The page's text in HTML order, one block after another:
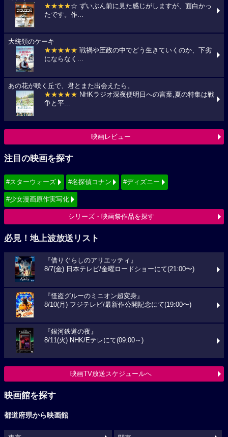
★★★★☆ ずいぶん前に見た感じがしますが、面白かっ
たです。作...
大統領のケーキ
★★★★★ 戦禍や圧政の中でどう生きていくのか、下劣
にならなく...
あの花が咲く丘で、君とまた出会えたら。
★★★★★ NHKラジオ深夜便明日への言葉,夏の特集は戦
争と平...
映画レビュー
注目の映画を探す
#スターウォーズ #名探偵コナン #ディズニー
#少女漫画原作実写化
シリーズ・映画祭作品を探す
必見！地上波放送リスト
『借りぐらしのアリエッティ』
8/7(金) 日本テレビ/金曜ロードショーにて(21:00〜)
『怪盗グルーのミニオン超変身』
8/10(月) フジテレビ/最新作公開記念にて(19:00〜)
『銀河鉄道の夜』
8/11(火) NHK/Eテレにて(09:00～)
映画TV放送スケジュールへ
映画館を探す
都道府県から映画館